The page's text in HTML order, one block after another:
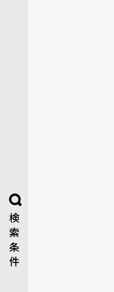
検
索
条
件